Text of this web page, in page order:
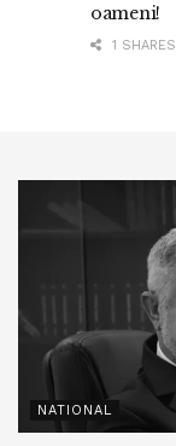
oameni!
1 SHARES
NATIONAL